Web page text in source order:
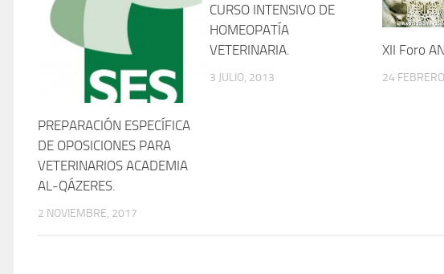
PREPARACIÓN ESPECÍFICA
DE OPOSICIONES PARA
VETERINARIOS ACADEMIA
AL-QÁZERES.
2 NOVIEMBRE, 2017
CURSO INTENSIVO DE
HOMEOPATÍA
VETERINARIA.
3 JULIO, 2013
XII Foro
24